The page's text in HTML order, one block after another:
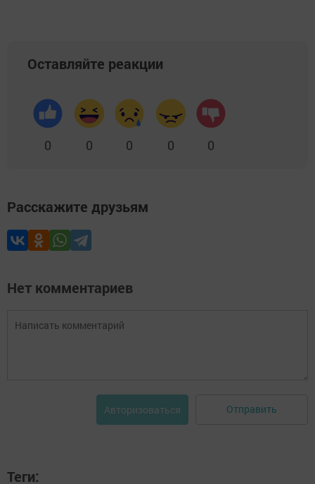
Оставляйте реакции
0 0 0 0 0
Расскажите друзьям
Нет комментариев
Авторизоваться Отправить
Теги: